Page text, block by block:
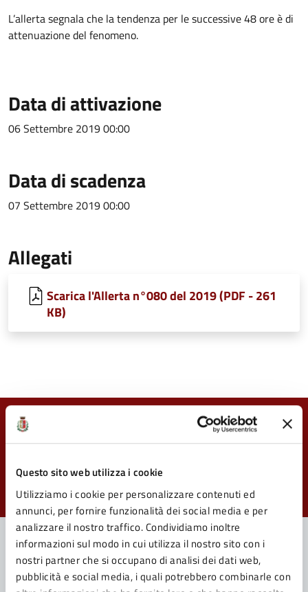
Questo sito web utilizza i cookie
Utilizziamo i cookie per personalizzare contenuti ed
annunci, per fornire funzionalità dei social media e per
analizzare il nostro traffico. Condividiamo inoltre
informazioni sul modo in cui utilizza il nostro sito con i
nostri partner che si occupano di analisi dei dati web,
pubblicità e social media, i quali potrebbero combinarle con
L’allerta segnala che la tendenza per le successive 48 ore è di
attenuazione del fenomeno.
Data di attivazione
06 Settembre 2019 00:00
Data di scadenza
07 Settembre 2019 00:00
Allegati
Scarica l'Allerta n°080 del 2019 (PDF - 261
KB)
Quanto sono chiare le informazioni su questa
pagina?
Valuta da 1 a 5 stelle la pagina
Valuta 5 stelle su 5
Valuta 4 stelle su 5
Valuta 3 stelle su 5
Valuta 2 stelle su 5
Valuta 1 stelle su 5
Contatta il Comune